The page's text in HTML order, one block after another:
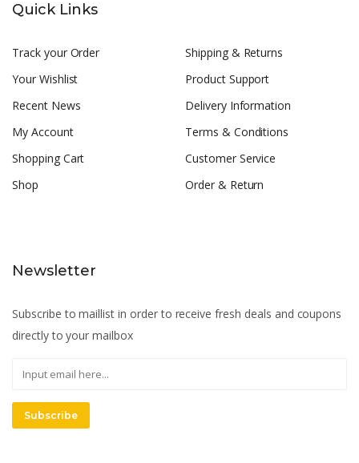
Quick Links
Track your Order
Your Wishlist
Recent News
My Account
Shopping Cart
Shop
Shipping & Returns
Product Support
Delivery Information
Terms & Conditions
Customer Service
Order & Return
Newsletter
Subscribe to maillist in order to receive fresh deals and coupons
directly to your mailbox
Subscribe